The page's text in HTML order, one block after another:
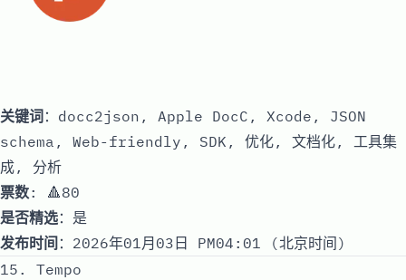
关键词 ：docc2json, Apple DocC, Xcode, JSON
schema, Web-friendly, SDK, 优化, 文档化, 工具集
成, 分析
票数: 🔺80
是否精选：是
发布时间 ：2026年01月03日 PM04:01 (北京时间)
15. Tempo